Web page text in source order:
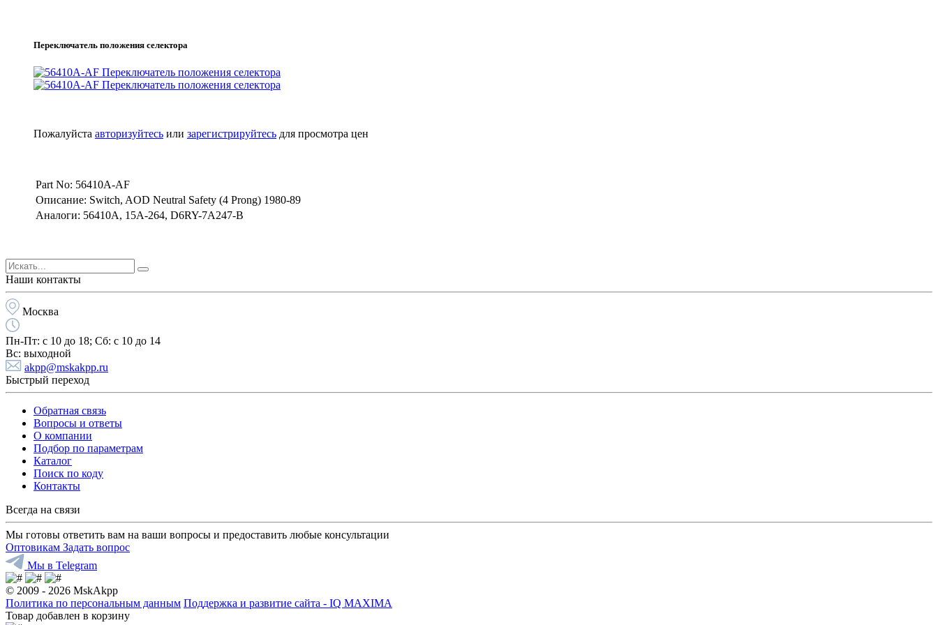
Переключатель положения селектора
Пожалуйста авторизуйтесь или зарегистрируйтесь для просмотра цен
Part No: 56410A-AF
Описание: Switch, AOD Neutral Safety (4 Prong) 1980-89
Аналоги: 56410A, 15A-264, D6RY-7A247-B
Наши контакты
Москва
Пн-Пт: с 10 до 18; Cб: с 10 до 14
Вс: выходной
akpp@mskakpp.ru
Быстрый переход
Обратная связь
Вопросы и ответы
О компании
Подбор по параметрам
Каталог
Поиск по коду
Контакты
Всегда на связи
Мы готовы ответить вам на ваши вопросы и предоставить любые консультации
Оптовикам Задать вопрос
Мы в Telegram
© 2009 - 2026 MskAkpp
Политика по персональным данным Поддержка и развитие сайта - IQ MAXIMA
Товар добавлен в корзину